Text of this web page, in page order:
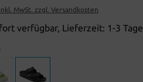
MwSt. zzgl. Versandkosten
verfügbar, Lieferzeit: 1-3 Tage